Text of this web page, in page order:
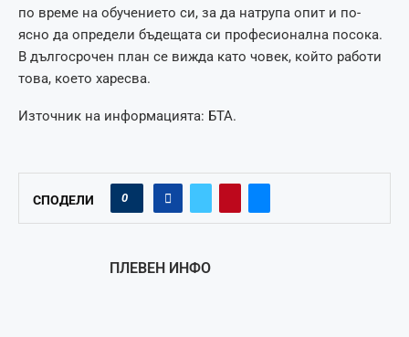
по време на обучението си, за да натрупа опит и по-
ясно да определи бъдещата си професионална посока.
В дългосрочен план се вижда като човек, който работи
това, което харесва.
Източник на информацията: БТА.
СПОДЕЛИ 0
ПЛЕВЕН ИНФО